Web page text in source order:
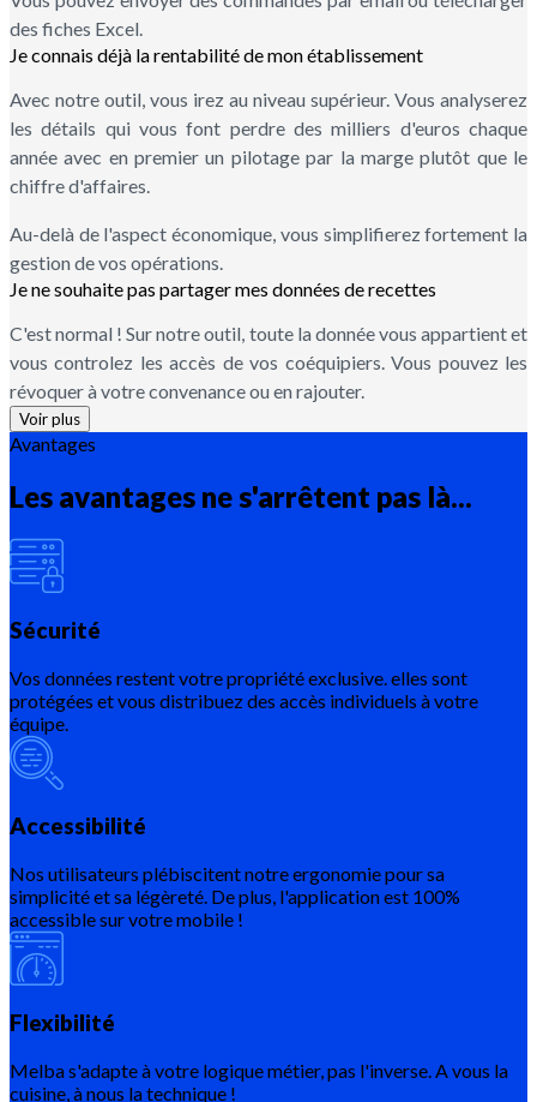
des fiches Excel.
Je connais déjà la rentabilité de mon établissement
Avec notre outil, vous irez au niveau supérieur. Vous analyserez
les détails qui vous font perdre des milliers d'euros chaque
année avec en premier un pilotage par la marge plutôt que le
chiffre d'affaires.
Au-delà de l'aspect économique, vous simplifierez fortement la
gestion de vos opérations.
Je ne souhaite pas partager mes données de recettes
C'est normal ! Sur notre outil, toute la donnée vous appartient et
vous controlez les accès de vos coéquipiers. Vous pouvez les
révoquer à votre convenance ou en rajouter.
Voir plus
Avantages
Les avantages ne s'arrêtent pas là...
Sécurité
Vos données restent votre propriété exclusive. elles sont
protégées et vous distribuez des accès individuels à votre
équipe.
Accessibilité
Nos utilisateurs plébiscitent notre ergonomie pour sa
simplicité et sa légèreté. De plus, l'application est 100%
accessible sur votre mobile !
Flexibilité
Melba s'adapte à votre logique métier, pas l'inverse. A vous la
cuisine, à nous la technique !